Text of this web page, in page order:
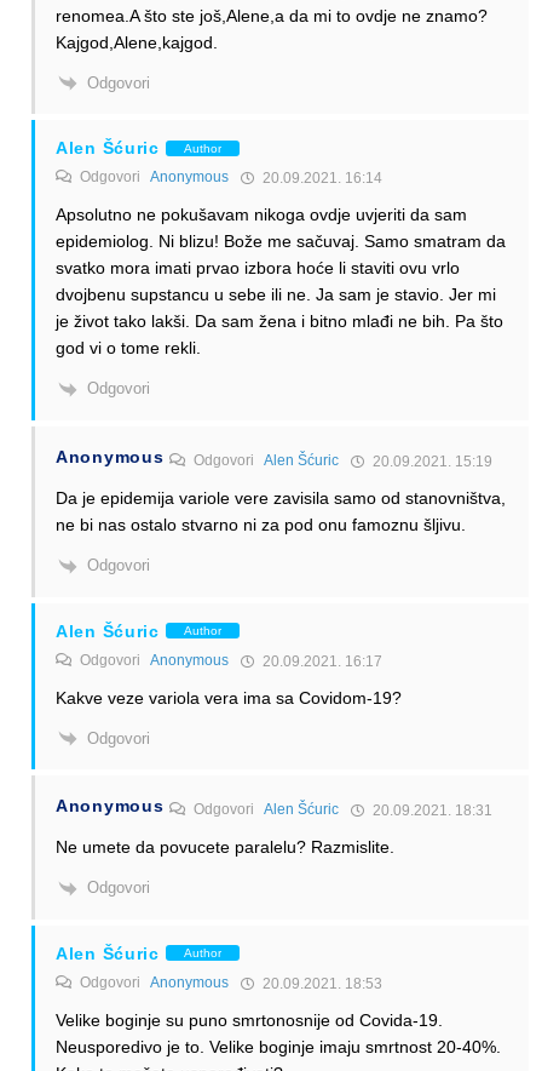
renomea.A što ste još,Alene,a da mi to ovdje ne znamo?
Kajgod,Alene,kajgod.
Odgovori
Alen Šćuric Author
Odgovori Anonymous 20.09.2021. 16:14
Apsolutno ne pokušavam nikoga ovdje uvjeriti da sam
epidemiolog. Ni blizu! Bože me sačuvaj. Samo smatram da
svatko mora imati prvao izbora hoće li staviti ovu vrlo
dvojbenu supstancu u sebe ili ne. Ja sam je stavio. Jer mi
je život tako lakši. Da sam žena i bitno mlađi ne bih. Pa što
god vi o tome rekli.
Odgovori
Anonymous OdgovoriAlen Šćuric 20.09.2021. 15:19
Da je epidemija variole vere zavisila samo od stanovništva,
ne bi nas ostalo stvarno ni za pod onu famoznu šljivu.
Odgovori
Alen Šćuric Author
Odgovori Anonymous 20.09.2021. 16:17
Kakve veze variola vera ima sa Covidom-19?
Odgovori
Anonymous OdgovoriAlen Šćuric 20.09.2021. 18:31
Ne umete da povucete paralelu? Razmislite.
Odgovori
Alen Šćuric Author
Odgovori Anonymous 20.09.2021. 18:53
Velike boginje su puno smrtonosnije od Covida-19.
Neusporedivo je to. Velike boginje imaju smrtnost 20-40%.